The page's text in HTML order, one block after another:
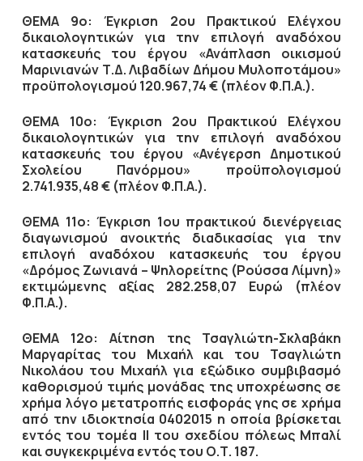
ΘΕΜΑ 9ο: Έγκριση 2ου Πρακτικού Ελέγχου
δικαιολογητικών για την επιλογή αναδόχου
κατασκευής του έργου «Ανάπλαση οικισμού
Μαρινιανών Τ.Δ. Λιβαδίων Δήμου Μυλοποτάμου»
προϋπολογισμού 120.967,74 € (πλέον Φ.Π.Α.).
ΘΕΜΑ 10ο: Έγκριση 2ου Πρακτικού Ελέγχου
δικαιολογητικών για την επιλογή αναδόχου
κατασκευής του έργου «Ανέγερση Δημοτικού
Σχολείου Πανόρμου» προϋπολογισμού
2.741.935,48 € (πλέον Φ.Π.Α.).
ΘΕΜΑ 11ο: Έγκριση 1ου πρακτικού διενέργειας
διαγωνισμού ανοικτής διαδικασίας για την
επιλογή αναδόχου κατασκευής του έργου
«Δρόμος Ζωνιανά – Ψηλορείτης (Ρούσσα Λίμνη)»
εκτιμώμενης αξίας 282.258,07 Ευρώ (πλέον
Φ.Π.Α.).
ΘΕΜΑ 12ο: Αίτηση της Τσαγλιώτη-Σκλαβάκη
Μαργαρίτας του Μιχαήλ και του Τσαγλιώτη
Νικολάου του Μιχαήλ για εξώδικο συμβιβασμό
καθορισμού τιμής μονάδας της υποχρέωσης σε
χρήμα λόγο μετατροπής εισφοράς γης σε χρήμα
από την ιδιοκτησία 0402015 η οποία βρίσκεται
εντός του τομέα IΙ του σχεδίου πόλεως Μπαλί
και συγκεκριμένα εντός του Ο.Τ. 187.